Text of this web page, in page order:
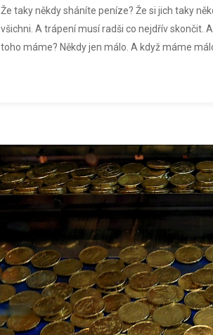
Že taky někdy sháníte peníze? Že si jich taky
všichni. A trápení musí radši co nejdřív skončit.
toho máme? Někdy jen málo. A když máme